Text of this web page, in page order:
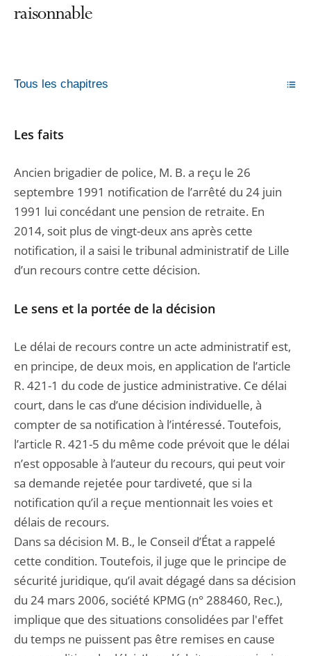
raisonnable
Tous les chapitres
Les faits
Ancien brigadier de police, M. B. a reçu le 26
septembre 1991 notification de l’arrêté du 24 juin
1991 lui concédant une pension de retraite. En
2014, soit plus de vingt-deux ans après cette
notification, il a saisi le tribunal administratif de Lille
d’un recours contre cette décision.
Le sens et la portée de la décision
Le délai de recours contre un acte administratif est,
en principe, de deux mois, en application de l’article
R. 421-1 du code de justice administrative. Ce délai
court, dans le cas d’une décision individuelle, à
compter de sa notification à l’intéressé. Toutefois,
l’article R. 421-5 du même code prévoit que le délai
n’est opposable à l’auteur du recours, qui peut voir
sa demande rejetée pour tardiveté, que si la
notification qu’il a reçue mentionnait les voies et
délais de recours.
Dans sa décision M. B., le Conseil d’État a rappelé
cette condition. Toutefois, il juge que le principe de
sécurité juridique, qu’il avait dégagé dans sa décision
du 24 mars 2006, société KPMG (n° 288460, Rec.),
implique que des situations consolidées par l'effet
du temps ne puissent pas être remises en cause